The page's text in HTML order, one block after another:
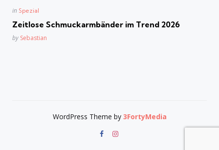
Posted
in Spezial
Zeitlose Schmuckarmbänder im Trend 2026
Posted
by Sebastian
WordPress Theme by 3FortyMedia